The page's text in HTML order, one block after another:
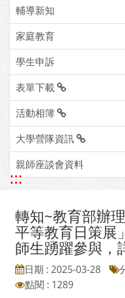
輔導新知
家庭教育
學生申訴
表單下載
活動相簿
大學營隊資訊
親師座談會資料
:::
轉知~教育部辦
平等教育日策展
師生踴躍參與，
日期 : 2025-03-28
點閱 : 1289